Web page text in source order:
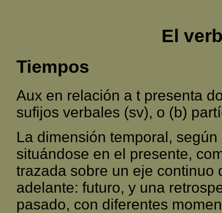
El
Tiempos
Aux en relación a t presenta
sufijos verbales (sv), o (b)
La dimensión temporal,
situándose en el presente,
trazada sobre un eje continuo
adelante: futuro, y una
pasado, con diferentes